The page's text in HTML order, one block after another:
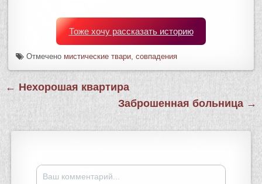
Тоже хочу рассказать историю
Отмечено мистические твари,совпадения
Навигация
по
← Нехорошая квартира
Заброшенная больница →